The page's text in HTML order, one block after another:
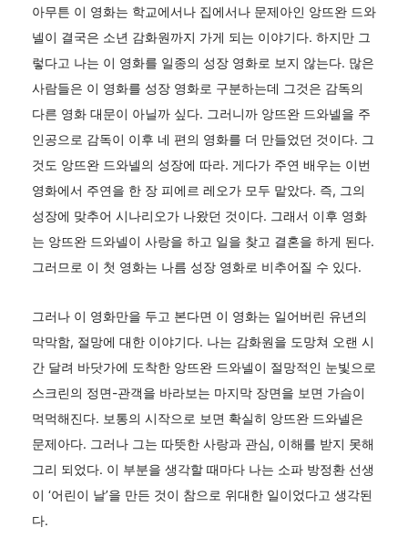
아무튼 이 영화는 학교에서나 집에서나 문제아인 앙뜨완 드와
넬이 결국은 소년 감화원까지 가게 되는 이야기다. 하지만 그
렇다고 나는 이 영화를 일종의 성장 영화로 보지 않는다. 많은
사람들은 이 영화를 성장 영화로 구분하는데 그것은 감독의
다른 영화 대문이 아닐까 싶다. 그러니까 앙뜨완 드와넬을 주
인공으로 감독이 이후 네 편의 영화를 더 만들었던 것이다. 그
것도 앙뜨완 드와넬의 성장에 따라. 게다가 주연 배우는 이번
영화에서 주연을 한 장 피에르 레오가 모두 맡았다. 즉, 그의
성장에 맞추어 시나리오가 나왔던 것이다. 그래서 이후 영화
는 앙뜨완 드와넬이 사랑을 하고 일을 찾고 결혼을 하게 된다.
그러므로 이 첫 영화는 나름 성장 영화로 비추어질 수 있다.
그러나 이 영화만을 두고 본다면 이 영화는 일어버린 유년의
막막함, 절망에 대한 이야기다. 나는 감화원을 도망쳐 오랜 시
간 달려 바닷가에 도착한 앙뜨완 드와넬이 절망적인 눈빛으로
스크린의 정면-관객을 바라보는 마지막 장면을 보면 가슴이
먹먹해진다. 보통의 시작으로 보면 확실히 앙뜨완 드와넬은
문제아다. 그러나 그는 따뜻한 사랑과 관심, 이해를 받지 못해
그리 되었다. 이 부분을 생각할 때마다 나는 소파 방정환 선생
이 ‘어린이 날’을 만든 것이 참으로 위대한 일이었다고 생각된
다.